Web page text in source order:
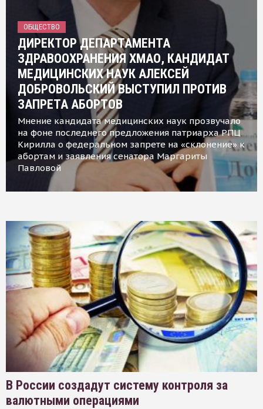
ОБЩЕСТВО
ДИРЕКТОР ДЕПАРТАМЕНТА
ЗДРАВООХРАНЕНИЯ ХМАО, КАНДИДАТ
МЕДИЦИНСКИХ НАУК АЛЕКСЕЙ
ДОБРОВОЛЬСКИЙ ВЫСТУПИЛ ПРОТИВ
ЗАПРЕТА АБОРТОВ
Мнение кандидата медицинских наук прозвучало
на фоне последнего предложения патриарха РПЦ
Кирилла о федеральном запрете на «склонение» к
абортам и заявления сенатора Маргариты
Павловой
В России создадут систему контроля за
валютными операциями